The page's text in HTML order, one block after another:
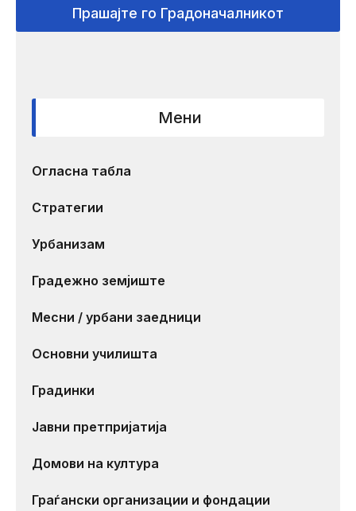
Прашајте го Градоначалникот
Мени
Огласна табла
Стратегии
Урбанизам
Градежно земјиште
Месни / урбани заедници
Основни училишта
Градинки
Јавни претпријатија
Домови на култура
Граѓански организации и фондации